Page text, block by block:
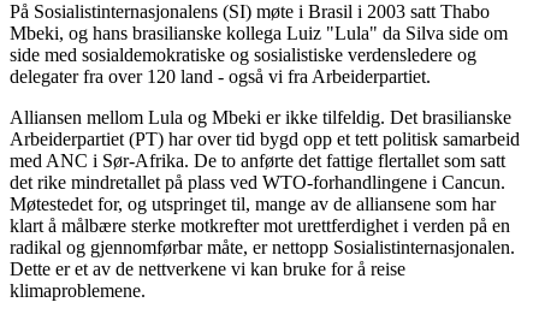
På Sosialistinternasjonalens (SI) møte i Brasil i 2003 satt Thabo
Mbeki, og hans brasilianske kollega Luiz "Lula" da Silva side om
side med sosialdemokratiske og sosialistiske verdensledere og
delegater fra over 120 land - også vi fra Arbeiderpartiet.
Alliansen mellom Lula og Mbeki er ikke tilfeldig. Det brasilianske
Arbeiderpartiet (PT) har over tid bygd opp et tett politisk samarbeid
med ANC i Sør-Afrika. De to anførte det fattige flertallet som satt
det rike mindretallet på plass ved WTO-forhandlingene i Cancun.
Møtestedet for, og utspringet til, mange av de alliansene som har
klart å målbære sterke motkrefter mot urettferdighet i verden på en
radikal og gjennomførbar måte, er nettopp Sosialistinternasjonalen.
Dette er et av de nettverkene vi kan bruke for å reise
klimaproblemene.